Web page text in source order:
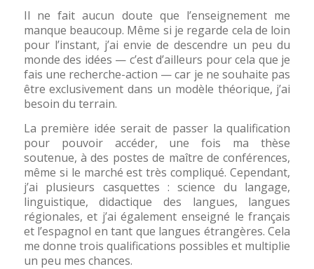
Il ne fait aucun doute que l’enseignement me
manque beaucoup. Même si je regarde cela de loin
pour l’instant, j’ai envie de descendre un peu du
monde des idées — c’est d’ailleurs pour cela que je
fais une recherche-action — car je ne souhaite pas
être exclusivement dans un modèle théorique, j’ai
besoin du terrain.
La première idée serait de passer la qualification
pour pouvoir accéder, une fois ma thèse
soutenue, à des postes de maître de conférences,
même si le marché est très compliqué. Cependant,
j’ai plusieurs casquettes : science du langage,
linguistique, didactique des langues, langues
régionales, et j’ai également enseigné le français
et l’espagnol en tant que langues étrangères. Cela
me donne trois qualifications possibles et multiplie
un peu mes chances.